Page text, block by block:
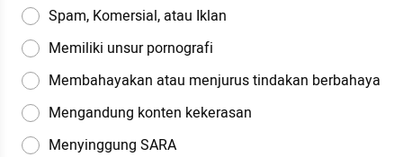
Spam, Komersial, atau Iklan
Memiliki unsur pornografi
Membahayakan atau menjurus tindakan berbahaya
Mengandung konten kekerasan
Menyinggung SARA